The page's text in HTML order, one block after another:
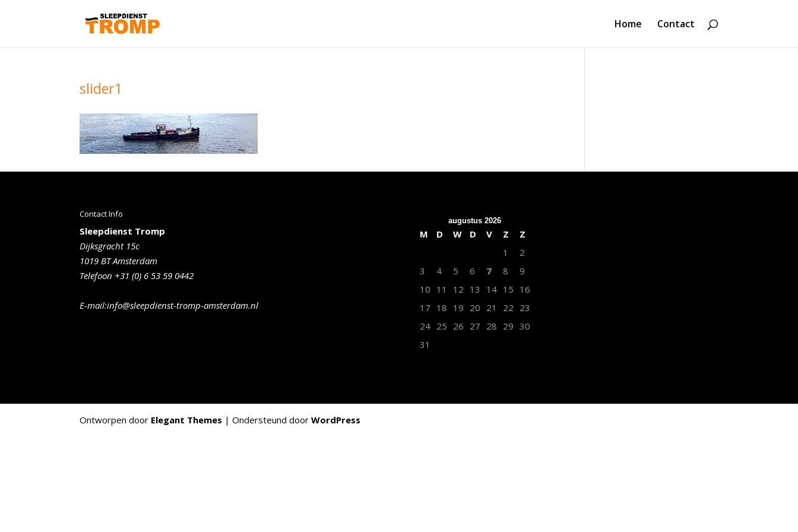
Home Contact
slider1
Contact Info
Sleepdienst Tromp
Dijksgracht 15c
1019 BT Amsterdam
Telefoon +31 (0) 6 53 59 0442
E-mail:info@sleepdienst-tromp-amsterdam.nl
augustus 2026
M D W D V Z
Z
1
2
3
4 5 6 7 8
9
10 11 12 13 14 15 16
17 18 19 20 21 22 23
24 25 26 27 28 29 30
31
Ontworpen door Elegant Themes | Ondersteund doorWordPress